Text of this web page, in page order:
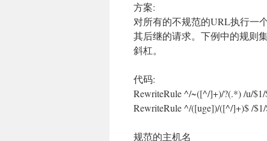
方案:
对所有的不规范的URL执行一
其后继的请求。下例中的规则
斜杠。
代码:
RewriteRule ^/~([^/]+)/?(.*) /u/
RewriteRule ^/([uge])/([^/]+)$ /
规范的主机名